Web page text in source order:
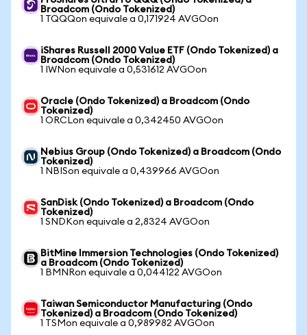
Broadcom (Ondo Tokenized)
1 TQQQon equivale a 0,171924 AVGOon
iShares Russell 2000 Value ETF (Ondo Tokenized) a
Broadcom (Ondo Tokenized)
1 IWNon equivale a 0,531612 AVGOon
Oracle (Ondo Tokenized) a Broadcom (Ondo
Tokenized)
1 ORCLon equivale a 0,342450 AVGOon
Nebius Group (Ondo Tokenized) a Broadcom (Ondo
Tokenized)
1 NBISon equivale a 0,439966 AVGOon
SanDisk (Ondo Tokenized) a Broadcom (Ondo
Tokenized)
1 SNDKon equivale a 2,8324 AVGOon
BitMine Immersion Technologies (Ondo Tokenized)
a Broadcom (Ondo Tokenized)
1 BMNRon equivale a 0,044122 AVGOon
Taiwan Semiconductor Manufacturing (Ondo
Tokenized) a Broadcom (Ondo Tokenized)
1 TSMon equivale a 0,989982 AVGOon